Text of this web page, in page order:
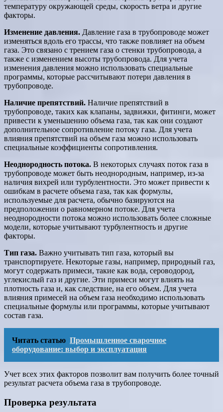
температуру окружающей среды, скорость ветра и другие
факторы.
Изменение давления. Давление газа в трубопроводе может
изменяться вдоль его трассы, что также повлияет на объем
газа. Это связано с трением газа о стенки трубопровода, а
также с изменением высоты трубопровода. Для учета
изменения давления можно использовать специальные
программы, которые рассчитывают потери давления в
трубопроводе.
Наличие препятствий. Наличие препятствий в
трубопроводе, таких как клапаны, задвижки, фитинги, может
привести к уменьшению объема газа, так как они создают
дополнительное сопротивление потоку газа. Для учета
влияния препятствий на объем газа можно использовать
специальные коэффициенты сопротивления.
Неоднородность потока. В некоторых случаях поток газа в
трубопроводе может быть неоднородным, например, из-за
наличия вихрей или турбулентности. Это может привести к
ошибкам в расчете объема газа, так как формулы,
используемые для расчета, обычно базируются на
предположении о равномерном потоке. Для учета
неоднородности потока можно использовать более сложные
модели, которые учитывают турбулентность и другие
факторы.
Тип газа. Важно учитывать тип газа, который вы
транспортируете. Некоторые газы, например, природный газ,
могут содержать примеси, такие как вода, сероводород,
углекислый газ и другие. Эти примеси могут влиять на
плотность газа и, как следствие, на его объем. Для учета
влияния примесей на объем газа необходимо использовать
специальные формулы или программы, которые учитывают
состав газа.
Читать статью Промышленное сварочное
оборудование: выбор и эксплуатация
Учет всех этих факторов позволит вам получить более точный
результат расчета объема газа в трубопроводе.
Проверка результата